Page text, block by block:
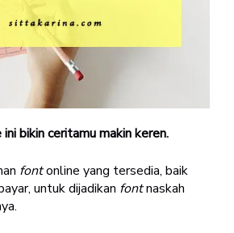
bikin ceritamu makin keren.
fontonline yang tersedia, baik
untuk dijadikan fontnaskah